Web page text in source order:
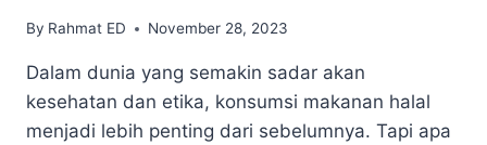
By Rahmat ED November 28, 2023
Dalam dunia yang semakin sadar akan
kesehatan dan etika, konsumsi makanan halal
menjadi lebih penting dari sebelumnya. Tapi apa